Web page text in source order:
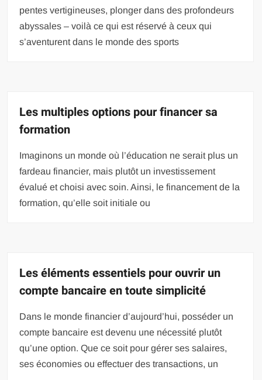
pentes vertigineuses, plonger dans des profondeurs
abyssales – voilà ce qui est réservé à ceux qui
s’aventurent dans le monde des sports
Les multiples options pour financer sa
formation
Imaginons un monde où l’éducation ne serait plus un
fardeau financier, mais plutôt un investissement
évalué et choisi avec soin. Ainsi, le financement de la
formation, qu’elle soit initiale ou
Les éléments essentiels pour ouvrir un
compte bancaire en toute simplicité
Dans le monde financier d’aujourd’hui, posséder un
compte bancaire est devenu une nécessité plutôt
qu’une option. Que ce soit pour gérer ses salaires,
ses économies ou effectuer des transactions, un